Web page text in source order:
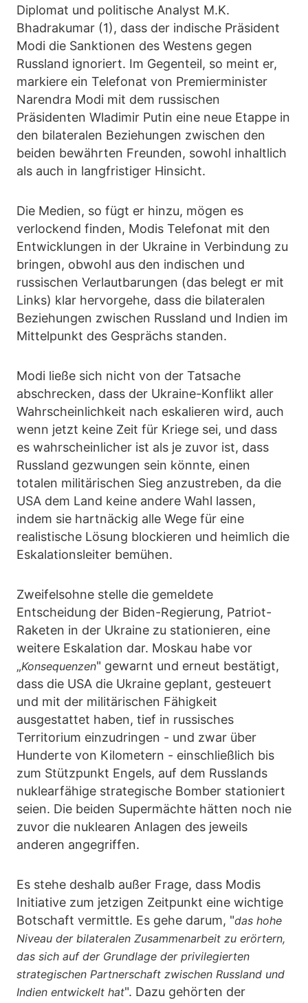
Diplomat und politische Analyst M.K.
Bhadrakumar (1), dass der indische Präsident
Modi die Sanktionen des Westens gegen
Russland ignoriert. Im Gegenteil, so meint er,
markiere ein Telefonat von Premierminister
Narendra Modi mit dem russischen
Präsidenten Wladimir Putin eine neue Etappe in
den bilateralen Beziehungen zwischen den
beiden bewährten Freunden, sowohl inhaltlich
als auch in langfristiger Hinsicht.
Die Medien, so fügt er hinzu, mögen es
verlockend finden, Modis Telefonat mit den
Entwicklungen in der Ukraine in Verbindung zu
bringen, obwohl aus den indischen und
russischen Verlautbarungen (das belegt er mit
Links) klar hervorgehe, dass die bilateralen
Beziehungen zwischen Russland und Indien im
Mittelpunkt des Gesprächs standen.
Modi ließe sich nicht von der Tatsache
abschrecken, dass der Ukraine-Konflikt aller
Wahrscheinlichkeit nach eskalieren wird, auch
wenn jetzt keine Zeit für Kriege sei, und dass
es wahrscheinlicher ist als je zuvor ist, dass
Russland gezwungen sein könnte, einen
totalen militärischen Sieg anzustreben, da die
USA dem Land keine andere Wahl lassen,
indem sie hartnäckig alle Wege für eine
realistische Lösung blockieren und heimlich die
Eskalationsleiter bemühen.
Zweifelsohne stelle die gemeldete
Entscheidung der Biden-Regierung, Patriot-
Raketen in der Ukraine zu stationieren, eine
weitere Eskalation dar. Moskau habe vor
„Konsequenzen" gewarnt und erneut bestätigt,
dass die USA die Ukraine geplant, gesteuert
und mit der militärischen Fähigkeit
ausgestattet haben, tief in russisches
Territorium einzudringen - und zwar über
Hunderte von Kilometern - einschließlich bis
zum Stützpunkt Engels, auf dem Russlands
nuklearfähige strategische Bomber stationiert
seien. Die beiden Supermächte hätten noch nie
zuvor die nuklearen Anlagen des jeweils
anderen angegriffen.
Es stehe deshalb außer Frage, dass Modis
Initiative zum jetzigen Zeitpunkt eine wichtige
Botschaft vermittle. Es gehe darum, "das hohe
Niveau der bilateralen Zusammenarbeit zu erörtern,
das sich auf der Grundlage der privilegierten
strategischen Partnerschaft zwischen Russland und
Indien entwickelt hat". Dazu gehörten der